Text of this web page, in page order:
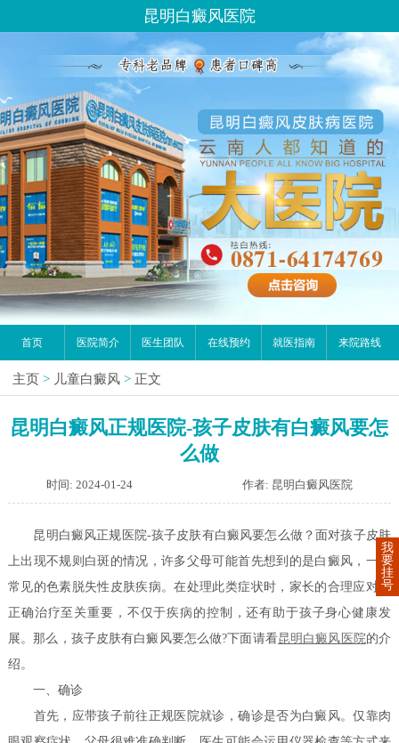
昆明白癜风医院
首页 医院简介 医生团队 在线预约 就医指南 来院路线
主页 > 儿童白癜风 > 正文
昆明白癜风正规医院-孩子皮肤有白癜风要怎
么做
时间: 2024-01-24 作者: 昆明白癜风医院
昆明白癜风正规医院-孩子皮肤有白癜风要怎么做？面对孩子皮肤
上出现不规则白斑的情况，许多父母可能首先想到的是白癜风，一个
常见的色素脱失性皮肤疾病。在处理此类症状时，家长的合理应对和
正确治疗至关重要，不仅于疾病的控制，还有助于孩子身心健康发
展。那么，孩子皮肤有白癜风要怎么做?下面请看昆明白癜风医院的介
绍。
一、确诊
首先，应带孩子前往正规医院就诊，确诊是否为白癜风。仅靠肉
我
要
挂
号